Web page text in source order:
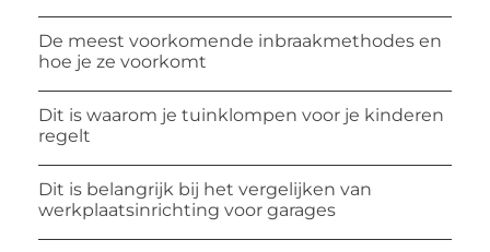
De meest voorkomende inbraakmethodes en
hoe je ze voorkomt
Dit is waarom je tuinklompen voor je kinderen
regelt
Dit is belangrijk bij het vergelijken van
werkplaatsinrichting voor garages